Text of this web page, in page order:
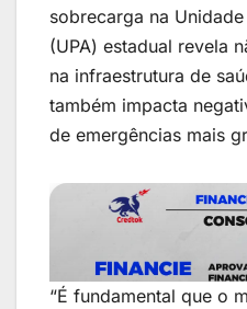
sobrecarga na
(UPA) estadual revela
na infraestrutura de
também impacta
de emergências mais
“É fundamental que o